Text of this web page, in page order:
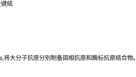
结
ti,将大分子抗原分别制备固相抗原和酶标抗原结合物。